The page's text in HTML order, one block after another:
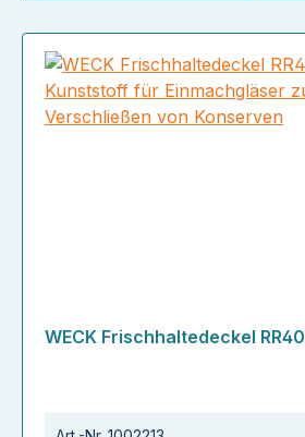
WECK Frischhaltedeckel RR40